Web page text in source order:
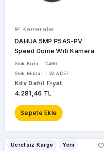
IP Kameralar
DAHUA 5MP P5AS-PV
Speed Dome Wıfı Kamera
Stok Kodu : 10486
Stok Miktarı : 32 ADET
Kdv Dahil Fiyat
4.281,46 TL
Sepete Ekle
Ücretsiz Kargo Yeni